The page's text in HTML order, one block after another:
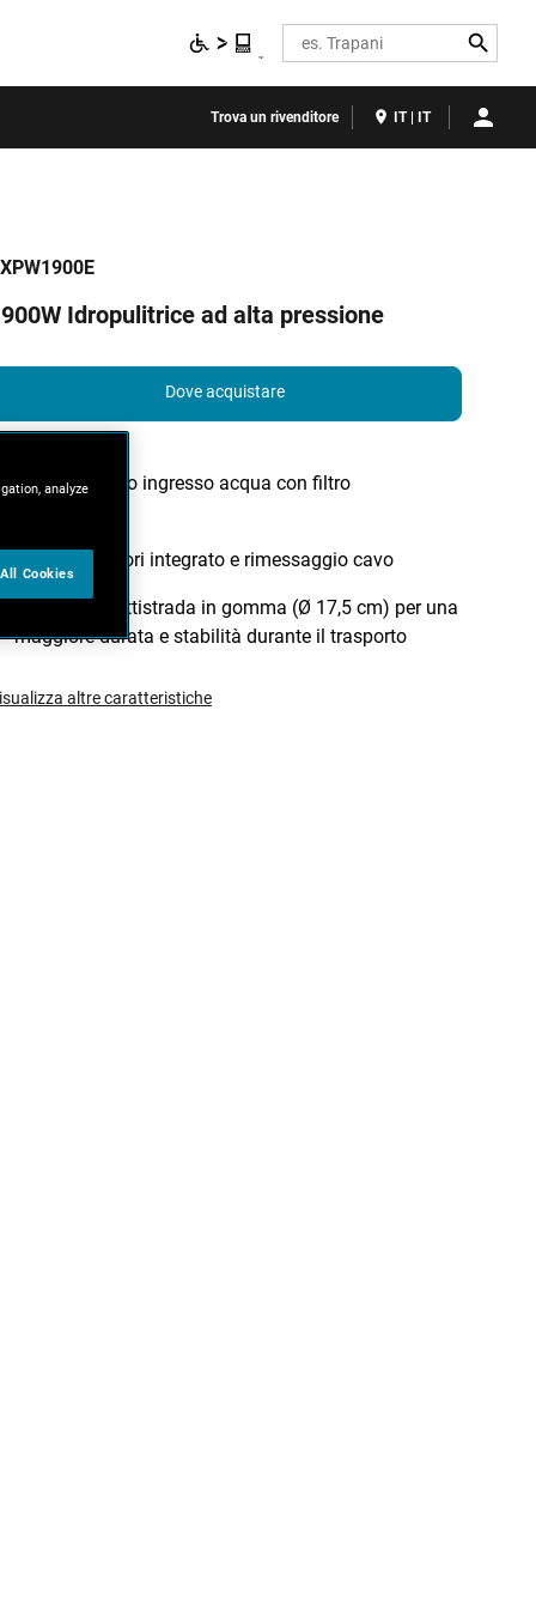
Search
Trova un rivenditore IT | IT
Idropulitrice ad alta pressione
Dove acquistare
Attacco rapido ingresso acqua con filtro
Porta accessori integrato e rimessaggio cavo
Ruote con battistrada in gomma (Ø 17,5 cm) per una
maggiore durata e stabilità durante il trasporto
altre caratteristiche
analyze
Cookies